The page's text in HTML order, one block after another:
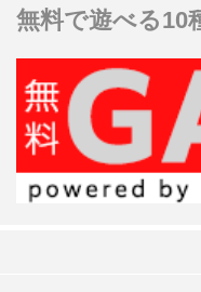
無料で遊べる10